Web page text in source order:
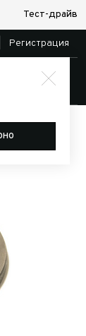
Тест-драйв
Регистрация